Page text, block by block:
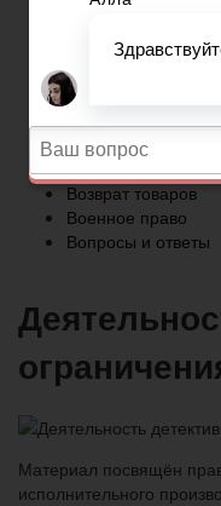
Вопросы и
Главная
Страхование
Гражданство
Возврат товаров
Военное право
Вопросы и ответы
Материал посвящён
исполнительного